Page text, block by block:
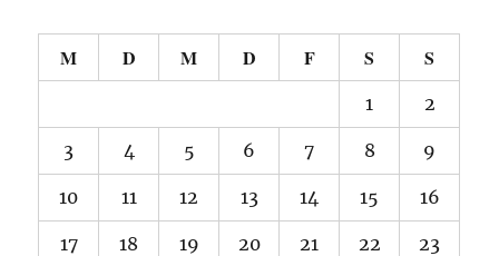
M D M D F S S
1 2
3 4 5 6 7 8 9
10 11 12 13 14 15 16
17 18 19 20 21 22 23